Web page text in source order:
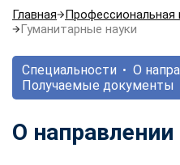
Главная
Профессиональная
Гуманитарные науки
Специальности
О
Получаемые документы
О направлении